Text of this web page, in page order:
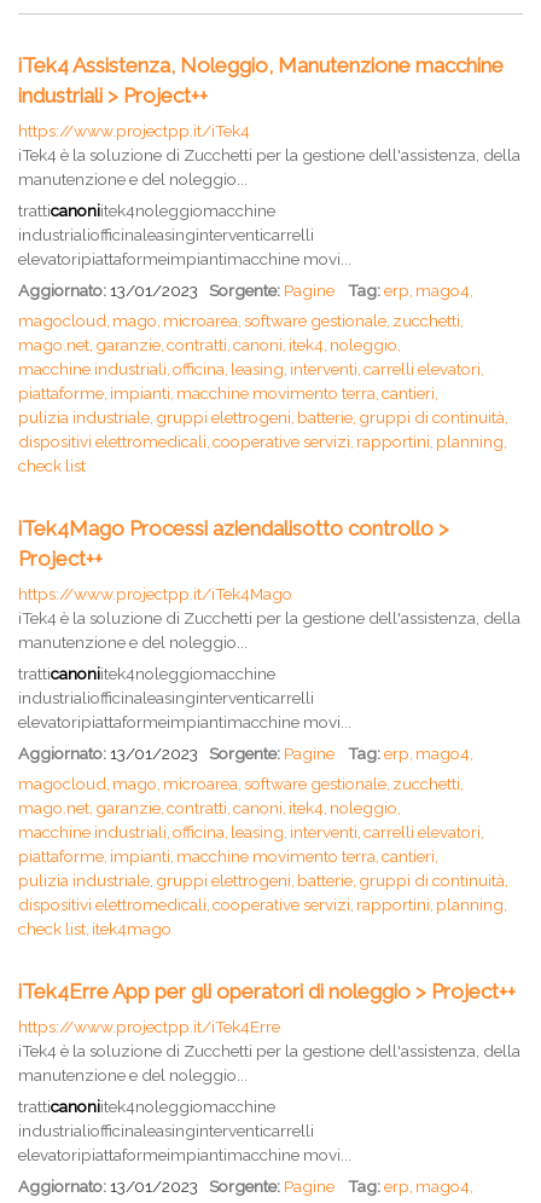
iTek4 Assistenza, Noleggio, Manutenzione macchine
industriali > Project++
https://www.projectpp.it/iTek4
iTek4 è la soluzione di Zucchetti per la gestione dell'assistenza, della
manutenzione e del noleggio...
tratticanoniitek4noleggiomacchine
industrialiofficinaleasinginterventicarrelli
elevatoripiattaformeimpiantimacchine movi...
Aggiornato:13/01/2023 Sorgente: Pagine Tag:erp, mago4,
magocloud, mago, microarea, software gestionale, zucchetti,
mago.net, garanzie, contratti, canoni, itek4, noleggio,
macchine industriali, officina, leasing, interventi, carrelli elevatori,
piattaforme, impianti, macchine movimento terra, cantieri,
pulizia industriale, gruppi elettrogeni, batterie, gruppi di continuità,
dispositivi elettromedicali, cooperative servizi, rapportini, planning,
check list
iTek4Mago Processi aziendalisotto controllo >
Project++
https://www.projectpp.it/iTek4Mago
iTek4 è la soluzione di Zucchetti per la gestione dell'assistenza, della
manutenzione e del noleggio...
tratticanoniitek4noleggiomacchine
industrialiofficinaleasinginterventicarrelli
elevatoripiattaformeimpiantimacchine movi...
Aggiornato:13/01/2023 Sorgente: Pagine Tag:erp, mago4,
magocloud, mago, microarea, software gestionale, zucchetti,
mago.net, garanzie, contratti, canoni, itek4, noleggio,
macchine industriali, officina, leasing, interventi, carrelli elevatori,
piattaforme, impianti, macchine movimento terra, cantieri,
pulizia industriale, gruppi elettrogeni, batterie, gruppi di continuità,
dispositivi elettromedicali, cooperative servizi, rapportini, planning,
check list, itek4mago
iTek4Erre App per gli operatori di noleggio > Project++
https://www.projectpp.it/iTek4Erre
iTek4 è la soluzione di Zucchetti per la gestione dell'assistenza, della
manutenzione e del noleggio...
tratticanoniitek4noleggiomacchine
industrialiofficinaleasinginterventicarrelli
elevatoripiattaformeimpiantimacchine movi...
Aggiornato:13/01/2023 Sorgente: Pagine Tag:erp, mago4,